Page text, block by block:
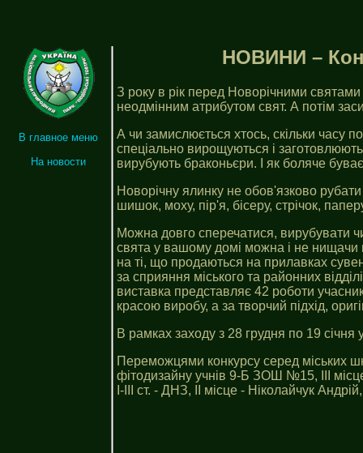
В главное меню
На новости
НОВИНИ –
З року в рік перед Новорічними
неодмінним атрибутом свят. А потім
А чи замислюється хтось, скільки часу
спеціально вирощуються і
вирубують браконьєри. І як боляче
Новорічну ялинку не обов'язково
шишок, моху, пір'я, бісеру, стрічок,
Можна довго сперечатися, вирубувати
свята у вашому домі можна і не нищачи
на ті, що продаються на прилавках
за сприяння міського та районних
виставка представляє 42 роботи
красою виробу, а за творчий підхід,
В рамках заходу з 28 грудня по 19
Переможцями конкурсу серед міських
фітодизайну учнів 9-Б ЗОШ №15, ІІІ
І-ІІІ ст. - ДНЗ, ІІ місце - Ніколайчук